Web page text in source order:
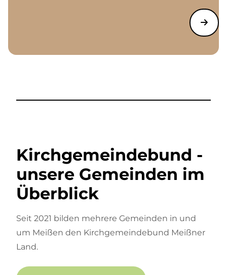
Kirchgemeindebund -
unsere Gemeinden im
Überblick
Seit 2021 bilden mehrere Gemeinden in und
um Meißen den Kirchgemeindebund Meißner
Land.